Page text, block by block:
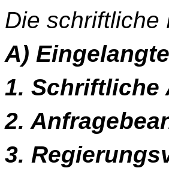
Die schriftliche
A)
1.
2.
3.